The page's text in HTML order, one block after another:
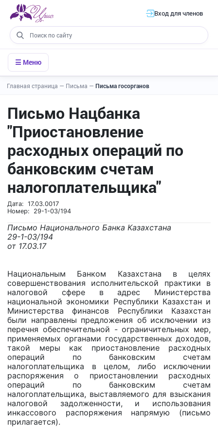
Вход для членов
☰ Меню
Главная страница — Письма — Письма госорганов
Письмо Нацбанка
"Приостановление
расходных операций по
банковским счетам
налогоплательщика"
Дата: 17.03.0017
Номер: 29-1-03/194
Письмо Национального Банка Казахстана
29-1-03/194
от 17.03.17
Национальным Банком Казахстана в целях
совершенствования исполнительской практики в
налоговой сфере в адрес Министерства
национальной экономики Республики Казахстан и
Министерства финансов Республики Казахстан
были направлены предложения об исключении из
перечня обеспечительной - ограничительных мер,
применяемых органами государственных доходов,
такой меры как приостановление расходных
операций по банковским счетам
налогоплательщика в целом, либо исключении
распоряжения о приостановлении расходных
операций по банковским счетам
налогоплательщика, выставляемого для взыскания
налоговой задолженности, и использования
инкассового распоряжения напрямую (письмо
прилагается).